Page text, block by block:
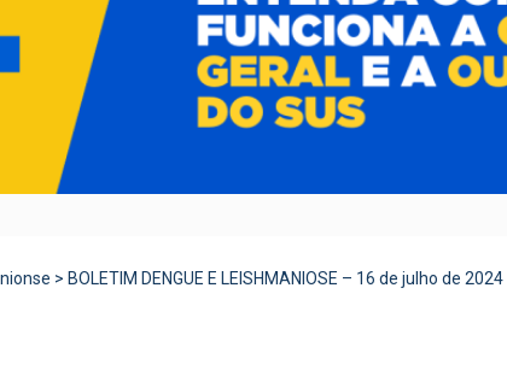
> BOLETIM DENGUE E LEISHMANIOSE – 16 de julho de 2024